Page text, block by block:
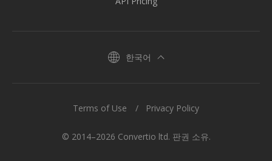
한국어
© 2014–2026 Convertio ltd. 판권 소유.
Terms of Use Privacy Policy